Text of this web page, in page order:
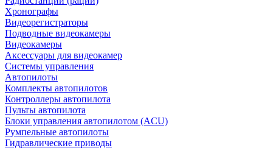
Хронографы
Видеорегистраторы
Подводные видеокамеры
Видеокамеры
Аксессуары для видеокамер
Системы управления
Автопилоты
Комплекты автопилотов
Контроллеры автопилота
Пульты автопилота
Блоки управления автопилотом (ACU)
Румпельные автопилоты
Гидравлические приводы